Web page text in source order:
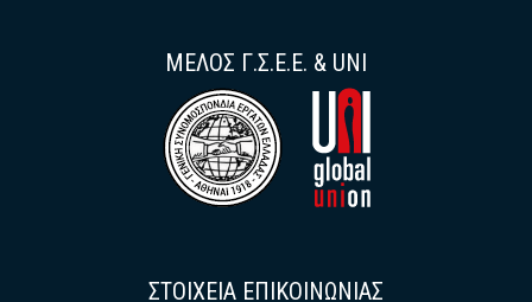
ΜΕΛΟΣ Γ.Σ.Ε.Ε. & UNI
ΣΤΟΙΧΕΙΑ ΕΠΙΚΟΙΝΩΝΙΑΣ